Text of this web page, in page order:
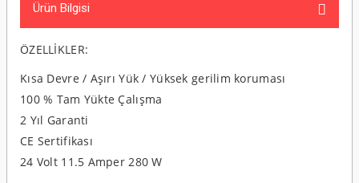
Ürün Bilgisi
ÖZELLİKLER:
Kısa Devre / Aşırı Yük / Yüksek gerilim koruması
100 % Tam Yükte Çalışma
2 Yıl Garanti
CE Sertifikası
24 Volt 11.5 Amper 280 W